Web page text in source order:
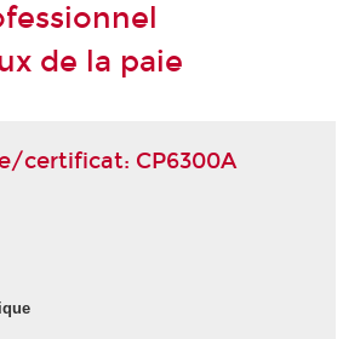
de la paie
certificat: CP6300A